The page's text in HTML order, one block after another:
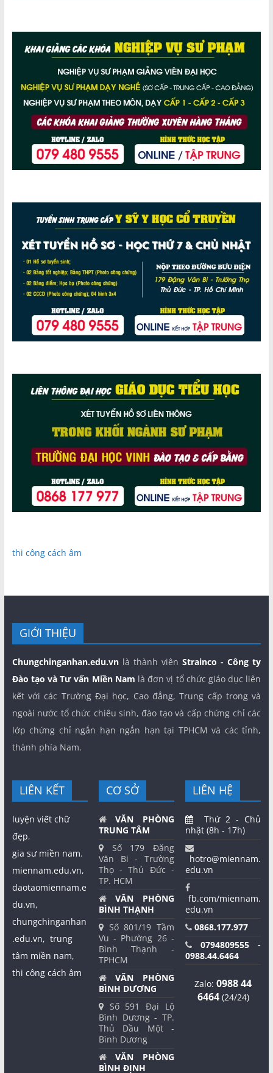
thi công cách âm
GIỚI THIỆU
Chungchinganhan.edu.vnlà thành viênStrainco - Công ty
Đào tạo và Tư vấn Miền Nam là đơn vị tổ chức giáo dục liên
kết với các Trường Đại học, Cao đẳng, Trung cấp trong và
ngoài nước tổ chức chiêu sinh, đào tạo và cấp chứng chỉ các
lớp chứng chỉ ngắn hạn ngắn hạn tại TPHCM và các tỉnh,
thành phía Nam.
LIÊN KẾT
luyện viết chữ
đẹp,
gia sư miền nam,
miennam.edu.vn,
daotaomiennam.e
du.vn,
chungchinganhan
.edu.vn, trung
tâm miền nam,
thi công cách âm
CƠ SỞ
VĂN PHÒNG
TRUNG TÂM
Số 179 Đặng
Văn Bi - Trường
Thọ - Thủ Đức -
TP. HCM
VĂN PHÒNG
BÌNH THẠNH
Số 801/19 Tầm
Vu - Phường 26 -
Bình Thạnh -
TPHCM
VĂN PHÒNG
BÌNH DƯƠNG
Số 591 Đại Lộ
Bình Dương - TP.
Thủ Dầu Một -
Bình Dương
VĂN PHÒNG
BÌNH ĐỊNH
LIÊN HỆ
Thứ 2 - Chủ
nhật (8h - 17h)
hotro@miennam.
edu.vn
fb.com/miennam.
edu.vn
0868.177.977
0794809555 -
0988.44.6464
Zalo:0988 44
6464(24/24)